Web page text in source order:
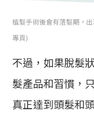
植髮手術後會有落髮期，
專頁)
不過，如果脫髮
髮產品和習慣，
真正達到頭髮和